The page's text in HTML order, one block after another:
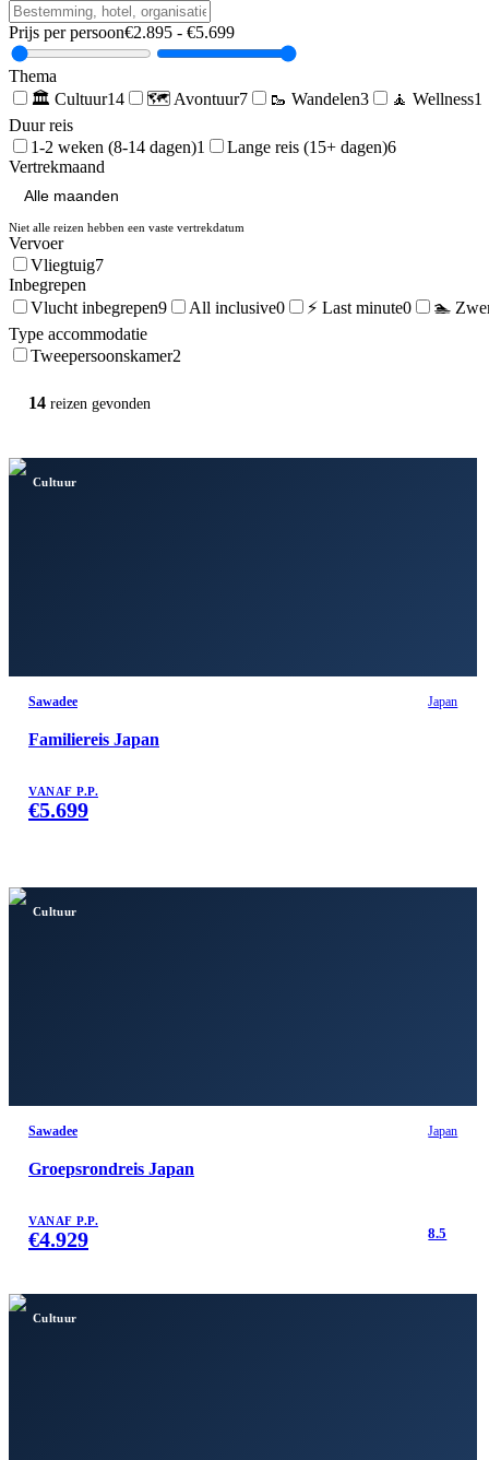
Prijs per persoon€2.895 - €5.699
Thema
🏛️ Cultuur14 🗺️ Avontuur7 🥾 Wandelen3 🧘 Wellness1
Duur reis
1-2 weken (8-14 dagen)1 Lange reis (15+ dagen)6
Vertrekmaand
Niet alle reizen hebben een vaste vertrekdatum
Vervoer
Vliegtuig7
Inbegrepen
Vlucht inbegrepen9 All inclusive0 ⚡ Last minute0
🏊
Type accommodatie
Tweepersoonskamer2
14 reizen gevonden
Cultuur
Sawadee Japan
Familiereis Japan
VANAF P.P.
€5.699
Cultuur
Sawadee Japan
Groepsrondreis Japan
VANAF P.P.
€4.929 8.5
Cultuur